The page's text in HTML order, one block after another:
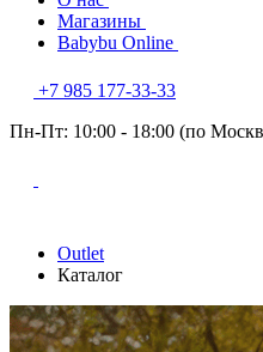
Магазины
Babybu Online
+7 985 177-33-33
Пн-Пт: 10:00 - 18:00 (по
Outlet
Каталог